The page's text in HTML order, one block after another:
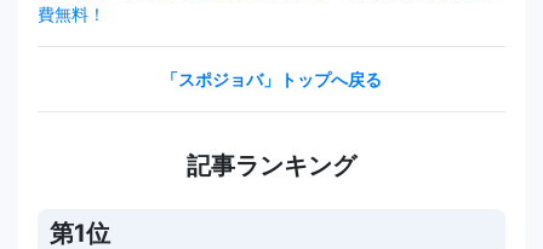
費無料！
「スポジョバ」トップへ戻る
記事ランキング
第1位